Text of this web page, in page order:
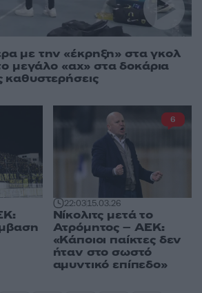
με την «έκρηξη» στα γκολ
μεγάλο «αχ» στα δοκάρια
καθυστερήσεις
22:0315.03.26
Νίκολιτς μετά το
Ατρόμητος – ΑΕΚ:
«Κάποιοι παίκτες δεν
ήταν στο σωστό
αμυντικό επίπεδο»
6